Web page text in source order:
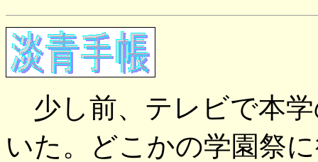
少し前、テレビで本
いた。どこかの学園祭